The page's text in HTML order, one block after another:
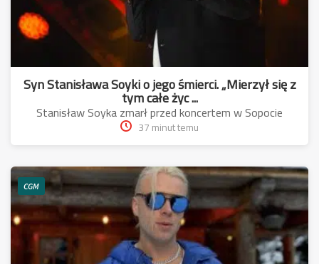
Syn Stanisława Soyki o jego śmierci. „Mierzył się z
tym całe życ ...
Stanisław Soyka zmarł przed koncertem w Sopocie
37 minut temu
CGM